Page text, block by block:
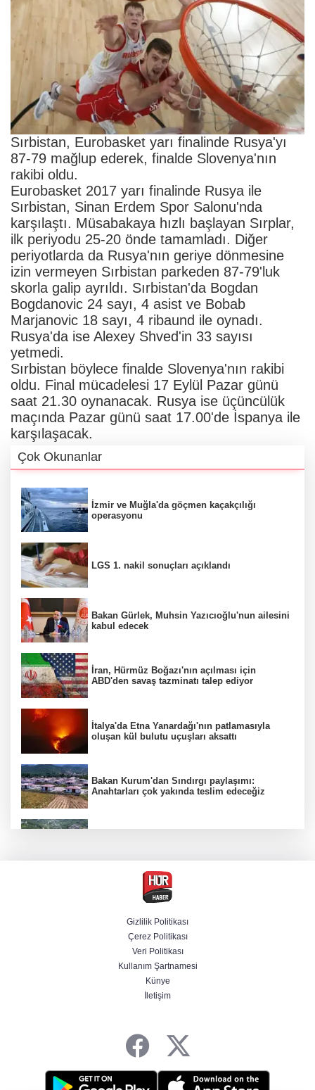
Sırbistan, Eurobasket yarı finalinde Rusya'yı
87-79 mağlup ederek, finalde Slovenya'nın
rakibi oldu.
Eurobasket 2017 yarı finalinde Rusya ile
Sırbistan, Sinan Erdem Spor Salonu'nda
karşılaştı. Müsabakaya hızlı başlayan Sırplar,
ilk periyodu 25-20 önde tamamladı. Diğer
periyotlarda da Rusya'nın geriye dönmesine
izin vermeyen Sırbistan parkeden 87-79'luk
skorla galip ayrıldı. Sırbistan'da Bogdan
Bogdanovic 24 sayı, 4 asist ve Bobab
Marjanovic 18 sayı, 4 ribaund ile oynadı.
Rusya'da ise Alexey Shved'in 33 sayısı
yetmedi.
Sırbistan böylece finalde Slovenya'nın rakibi
oldu. Final mücadelesi 17 Eylül Pazar günü
saat 21.30 oynanacak. Rusya ise üçüncülük
maçında Pazar günü saat 17.00'de İspanya ile
karşılaşacak.
Çok Okunanlar
İzmir ve Muğla'da göçmen kaçakçılığı
operasyonu
LGS 1. nakil sonuçları açıklandı
Bakan Gürlek, Muhsin Yazıcıoğlu'nun ailesini
kabul edecek
İran, Hürmüz Boğazı'nın açılması için
ABD'den savaş tazminatı talep ediyor
İtalya'da Etna Yanardağı'nın patlamasıyla
oluşan kül bulutu uçuşları aksattı
Bakan Kurum'dan Sındırgı paylaşımı:
Anahtarları çok yakında teslim edeceğiz
Yurt dışına kaçmaya hazırlanan 3 FETÖ'cü
5 soruda yeni düzenleme: Şehit aileleri ve
gazilerin haklarında neler değişti?
Gizlilik Politikası
Çerez Politikası
Veri Politikası
Kullanım Şartnamesi
Künye
İletişim